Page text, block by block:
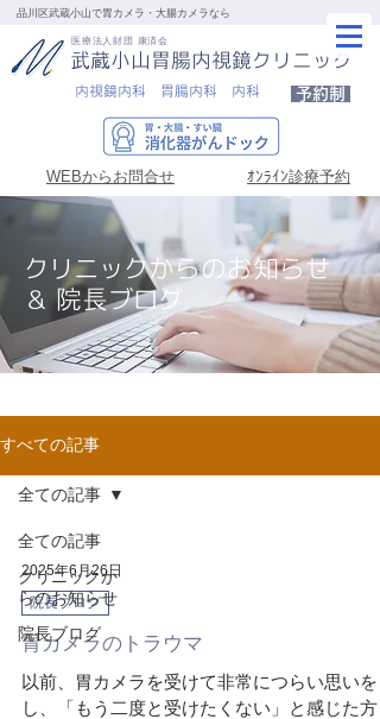
品川区武蔵小山で胃カメラ・大腸カメラなら
医療法人財団 康済会
武蔵小山胃腸内視鏡クリニック
内視鏡内科 胃腸内科 内科 予約制
WEBからお問合せ ｵﾝﾗｲﾝ診療予約
クリニックからのお知らせ
＆ 院長ブログ
すべての記事
全ての記事
クリニックか
らのお知らせ
院長ブログ
全ての記事
2025年6月26日
院長ブログ
胃カメラのトラウマ
以前、胃カメラを受けて非常につらい思いを
し、「もう二度と受けたくない」と感じた方